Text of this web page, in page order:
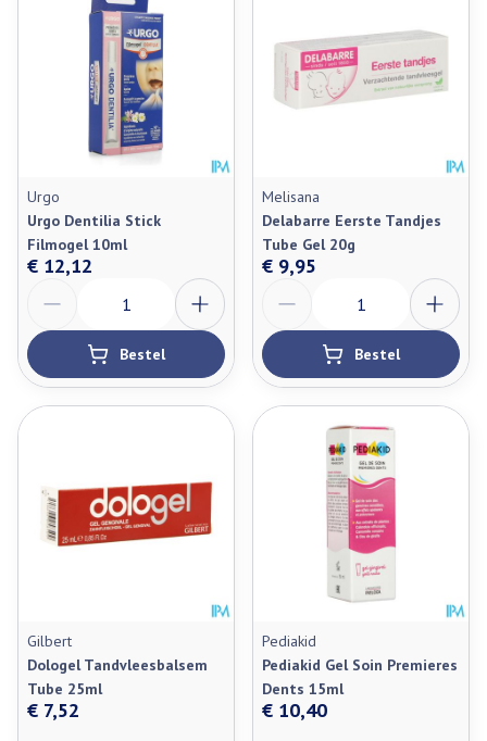
Urgo
Urgo Dentilia Stick
Filmogel 10ml
€ 12,12
Bestel
Melisana
Delabarre Eerste Tandjes
Tube Gel 20g
€ 9,95
Bestel
Gilbert
Dologel Tandvleesbalsem
Tube 25ml
€ 7,52
Pediakid
Pediakid Gel Soin Premieres
Dents 15ml
€ 10,40